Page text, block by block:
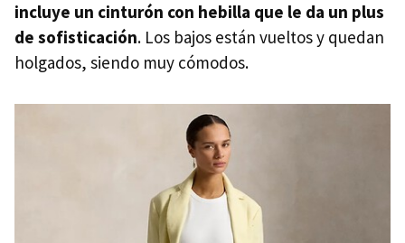
incluye un cinturón con hebilla que le da un plus
de sofisticación. Los bajos están vueltos y quedan
holgados, siendo muy cómodos.